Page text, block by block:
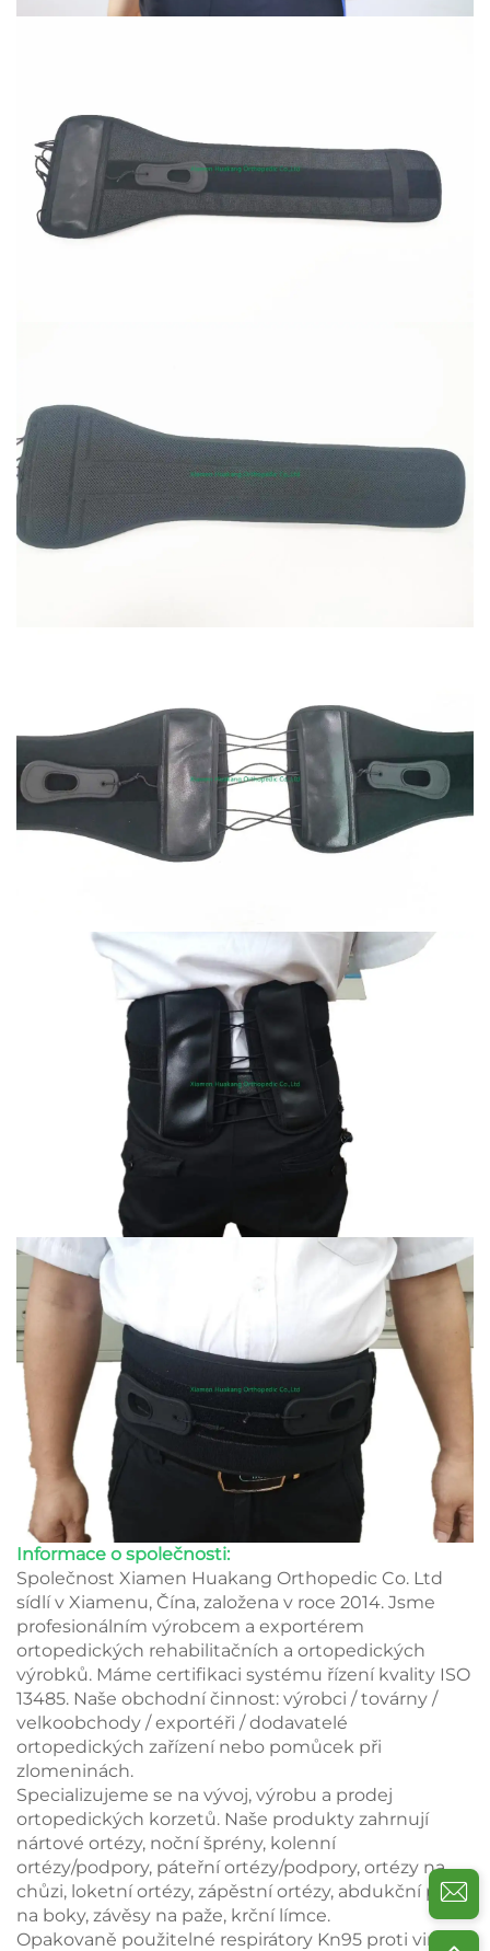
Informace o společnosti:
Společnost Xiamen Huakang Orthopedic Co. Ltd
sídlí v Xiamenu, Čína, založena v roce 2014. Jsme
profesionálním výrobcem a exportérem
ortopedických rehabilitačních a ortopedických
výrobků. Máme certifikaci systému řízení kvality ISO
13485. Naše obchodní činnost: výrobci / továrny /
velkoobchody / exportéři / dodavatelé
ortopedických zařízení nebo pomůcek při
zlomeninách.
Specializujeme se na vývoj, výrobu a prodej
ortopedických korzetů. Naše produkty zahrnují
nártové ortézy, noční šprény, kolenní
ortézy/podpory, páteřní ortézy/podpory, ortézy na
chůzi, loketní ortézy, zápěstní ortézy, abdukční pásy
na boky, závěsy na paže, krční límce.
Opakovaně použitelné respirátory Kn95 proti virům